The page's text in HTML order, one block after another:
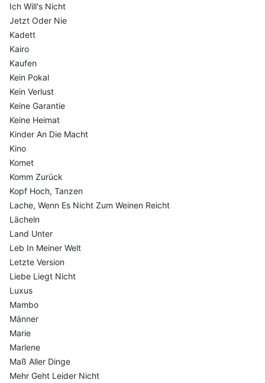
Ich Will's Nicht
Jetzt Oder Nie
Kadett
Kairo
Kaufen
Kein Pokal
Kein Verlust
Keine Garantie
Keine Heimat
Kinder An Die Macht
Kino
Komet
Komm Zurück
Kopf Hoch, Tanzen
Lache, Wenn Es Nicht Zum Weinen Reicht
Lächeln
Land Unter
Leb In Meiner Welt
Letzte Version
Liebe Liegt Nicht
Luxus
Mambo
Männer
Marie
Marlene
Maß Aller Dinge
Mehr Geht Leider Nicht